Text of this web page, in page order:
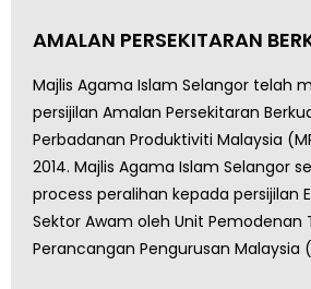
AMALAN PERSEKITARAN
Majlis Agama Islam Selangor telah
persijilan Amalan Persekitaran
Perbadanan Produktiviti Malaysia
2014. Majlis Agama Islam Selangor
process peralihan kepada persijilan
Sektor Awam oleh Unit Pemodenan
Perancangan Pengurusan Malaysia